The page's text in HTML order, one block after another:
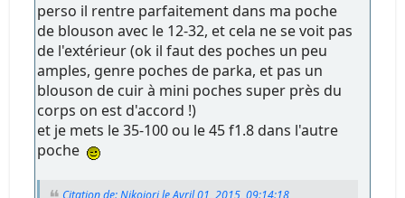
perso il rentre parfaitement dans ma poche
de blouson avec le 12-32, et cela ne se voit pas
de l'extérieur (ok il faut des poches un peu
amples, genre poches de parka, et pas un
blouson de cuir à mini poches super près du
corps on est d'accord !)
et je mets le 35-100 ou le 45 f1.8 dans l'autre
poche